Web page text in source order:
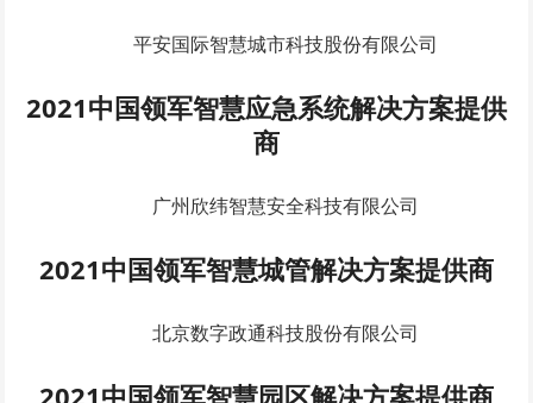
平安国际智慧城市科技股份有限公司
2021中国领军智慧应急系统解决方案提供
商
广州欣纬智慧安全科技有限公司
2021中国领军智慧城管解决方案提供商
北京数字政通科技股份有限公司